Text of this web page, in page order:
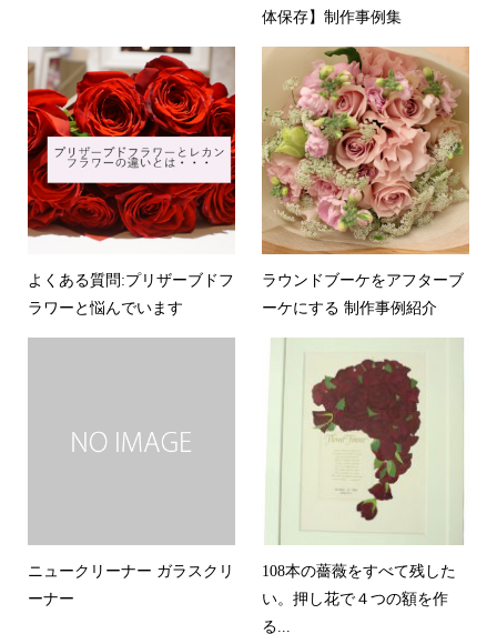
体保存】制作事例集
よくある質問:プリザーブドフ
ラワーと悩んでいます
ラウンドブーケをアフターブ
ーケにする 制作事例紹介
ニュークリーナー ガラスクリ
ーナー
108本の薔薇をすべて残した
い。押し花で４つの額を作
る...